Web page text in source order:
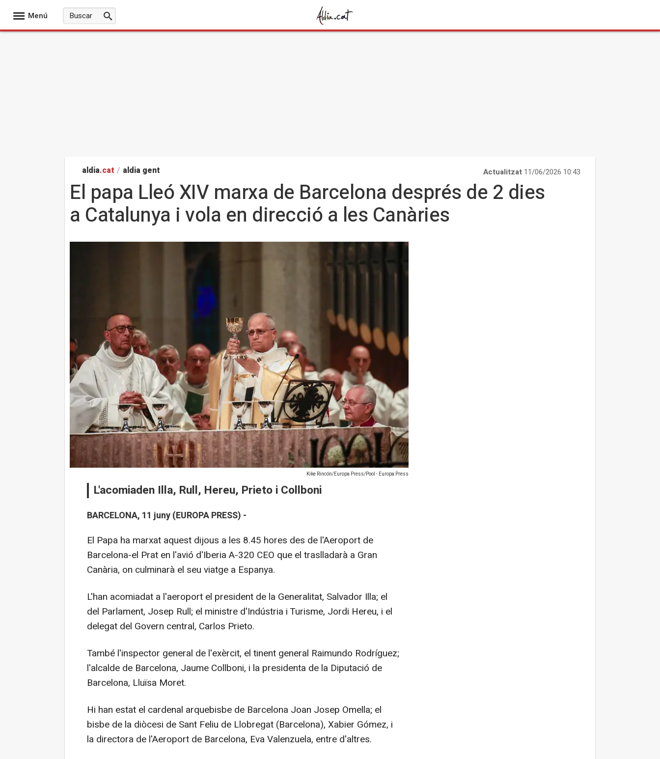
Menú
aldia.cat / aldia gent Actualitzat 11/06/2026 10:43
El papa Lleó XIV marxa de Barcelona després de 2 dies
a Catalunya i vola en direcció a les Canàries
Kike Rincón/Europa Press/Pool - Europa Press
L'acomiaden Illa, Rull, Hereu, Prieto i Collboni
BARCELONA, 11 juny (EUROPA PRESS) -
El Papa ha marxat aquest dijous a les 8.45 hores des de l'Aeroport de
Barcelona-el Prat en l'avió d'Iberia A-320 CEO que el traslladarà a Gran
Canària, on culminarà el seu viatge a Espanya.
L'han acomiadat a l'aeroport el president de la Generalitat, Salvador Illa; el
del Parlament, Josep Rull; el ministre d'Indústria i Turisme, Jordi Hereu, i el
delegat del Govern central, Carlos Prieto.
També l'inspector general de l'exèrcit, el tinent general Raimundo Rodríguez;
l'alcalde de Barcelona, Jaume Collboni, i la presidenta de la Diputació de
Barcelona, Lluïsa Moret.
Hi han estat el cardenal arquebisbe de Barcelona Joan Josep Omella; el
bisbe de la diòcesi de Sant Feliu de Llobregat (Barcelona), Xabier Gómez, i
la directora de l'Aeroport de Barcelona, Eva Valenzuela, entre d'altres.